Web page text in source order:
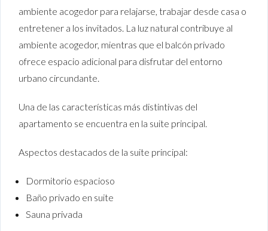
ambiente acogedor para relajarse, trabajar desde casa o
entretener a los invitados. La luz natural contribuye al
ambiente acogedor, mientras que el balcón privado
ofrece espacio adicional para disfrutar del entorno
urbano circundante.
Una de las características más distintivas del
apartamento se encuentra en la suite principal.
Aspectos destacados de la suite principal:
Dormitorio espacioso
Baño privado en suite
Sauna privada